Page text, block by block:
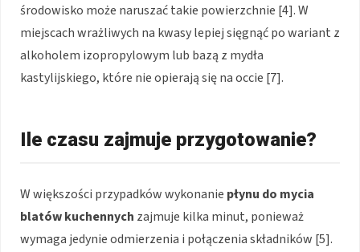
środowisko może naruszać takie powierzchnie [4]. W
miejscach wrażliwych na kwasy lepiej sięgnąć po wariant z
alkoholem izopropylowym lub bazą z mydła
kastylijskiego, które nie opierają się na occie [7].
Ile czasu zajmuje przygotowanie?
W większości przypadków wykonanie płynu do mycia
blatów kuchennych zajmuje kilka minut, ponieważ
wymaga jedynie odmierzenia i połączenia składników [5].